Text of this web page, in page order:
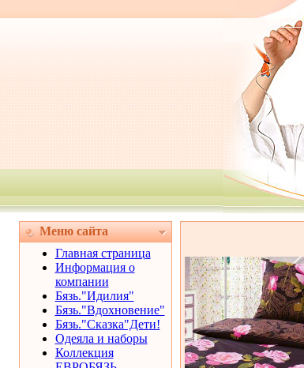
Меню сайта
Главная страница
Информация о
компании
Бязь."Идилия"
Бязь."Вдохновение"
Бязь."Сказка"Дети!
Одеяла и наборы
Коллекция